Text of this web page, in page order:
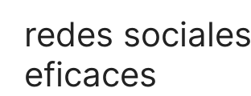
redes sociales
eficaces